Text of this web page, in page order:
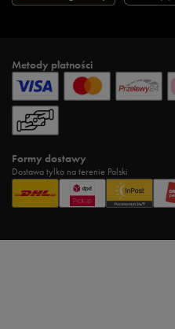
Metody płatności
Formy dostawy
Dostawa tylko na terenie Polski